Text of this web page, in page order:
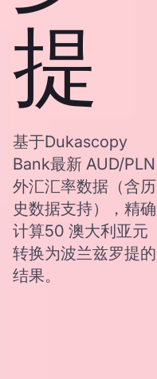
提
基于Dukascopy
Bank最新 AUD/PLN
外汇汇率数据（含历
史数据支持），精确
计算50 澳大利亚元
转换为波兰兹罗提的
结果。